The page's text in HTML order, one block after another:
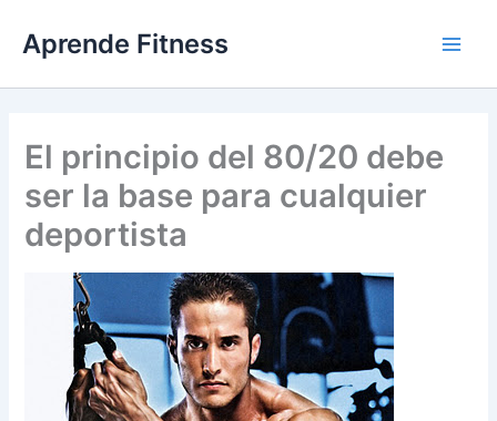
contenido
Aprende Fitness
El principio del 80/20 debe
ser la base para cualquier
deportista